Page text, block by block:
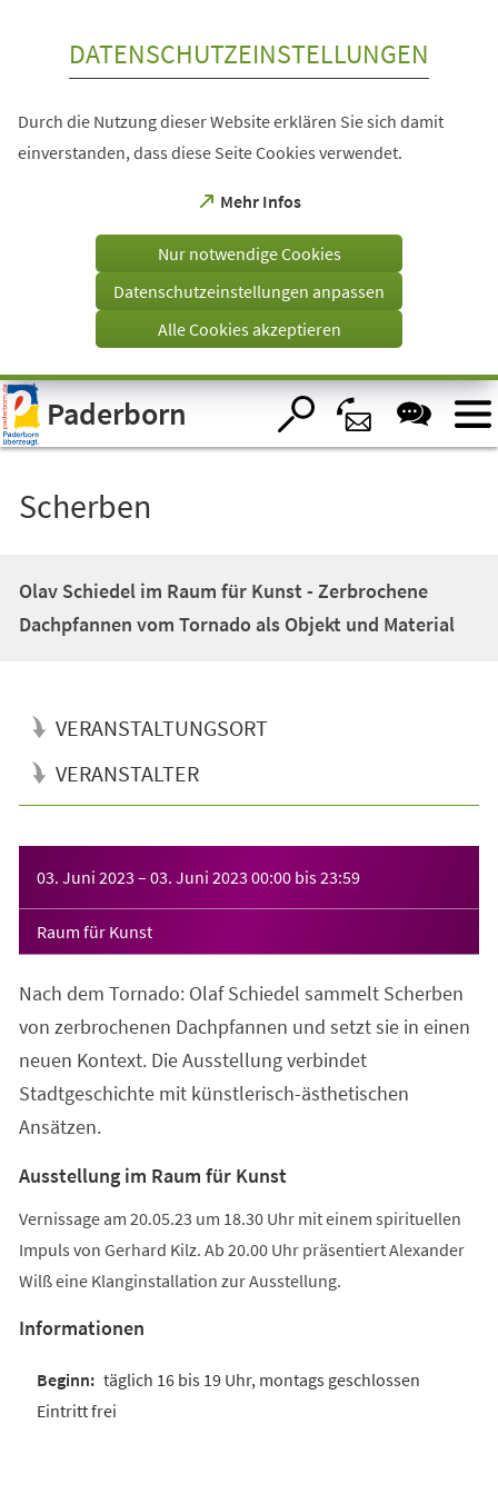
Visuelle
Assistenzsoftware
öffnen.
DATENSCHUTZEINSTELLUNGEN
Durch die Nutzung dieser Website erklären Sie sich damit
einverstanden, dass diese Seite Cookies verwendet.
Mehr Infos
(Öffnet
einem
Tab)
Nur notwendige Cookies
Datenschutzeinstellungen anpassen
Alle Cookies akzeptieren
Paderborn
Scherben
Olav Schiedel im Raum für Kunst - Zerbrochene
Dachpfannen vom Tornado als Objekt und Material
VERANSTALTUNGSORT
VERANSTALTER
03. Juni 2023 – 03. Juni 2023 00:00 bis23:59
Raum für Kunst
Nach dem Tornado: Olaf Schiedel sammelt Scherben
von zerbrochenen Dachpfannen und setzt sie in einen
neuen Kontext. Die Ausstellung verbindet
Stadtgeschichte mit künstlerisch-ästhetischen
Ansätzen.
Ausstellung im Raum für Kunst
Vernissage am 20.05.23 um 18.30 Uhr mit einem spirituellen
Impuls von Gerhard Kilz. Ab 20.00 Uhr präsentiert Alexander
Wilß eine Klanginstallation zur Ausstellung.
Informationen
täglich 16 bis 19 Uhr, montags geschlossen
Eintritt frei